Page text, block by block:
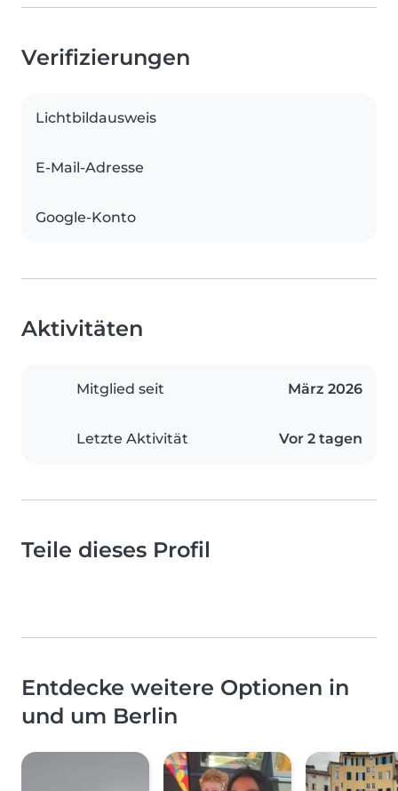
Verifizierungen
Lichtbildausweis
E-Mail-Adresse
Google-Konto
Aktivitäten
Mitglied seit März 2026
Letzte Aktivität Vor 2 tagen
Teile dieses Profil
Entdecke weitere Optionen in
und um Berlin